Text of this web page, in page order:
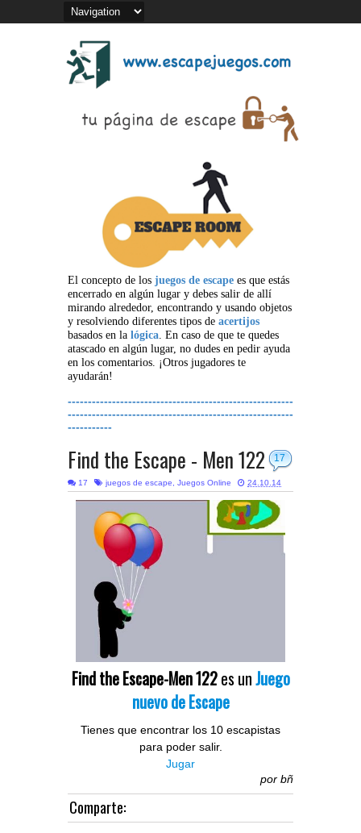
El concepto de los juegos de escape es que estás
encerrado en algún lugar y debes salir de allí
mirando alrededor, encontrando y usando objetos
y resolviendo diferentes tipos de acertijos
basados en la lógica. En caso de que te quedes
atascado en algún lugar, no dudes en pedir ayuda
en los comentarios. ¡Otros jugadores te
ayudarán!
--------------------------------------------------------
--------------------------------------------------------
-----------
17
Find the Escape - Men 122
17 juegos de escape, Juegos Online 24.10.14
Find the Escape-Men 122es unJuego
nuevo de Escape
Tienes que encontrar los 10 escapistas
para poder salir.
Jugar
por bñ
Comparte: